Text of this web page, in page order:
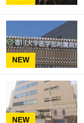
NEW
NEW